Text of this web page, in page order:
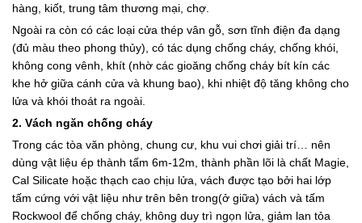
hàng, kiốt, trung tâm thương mại, chợ.
Ngoài ra còn có các loại cửa thép vân gỗ, sơn tĩnh điện đa dạng
(đủ màu theo phong thủy), có tác dụng chống cháy, chống khói,
không cong vênh, khít (nhờ các gioăng chống cháy bít kín các
khe hở giữa cánh cửa và khung bao), khi nhiệt độ tăng không cho
lửa và khói thoát ra ngoài.
2. Vách ngăn chống cháy
Trong các tòa văn phòng, chung cư, khu vui chơi giải trí… nên
dùng vật liệu ép thành tấm 6m-12m, thành phần lõi là chất Magie,
Cal Silicate hoặc thạch cao chịu lửa, vách được tạo bởi hai lớp
tấm cứng với vật liệu như trên bên trong(ở giữa) vách và tấm
Rockwool để chống cháy, không duy trì ngọn lửa, giảm lan tỏa